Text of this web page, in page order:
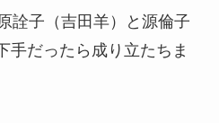
詮子（吉田羊）と源倫子
手だったら成り立たちま